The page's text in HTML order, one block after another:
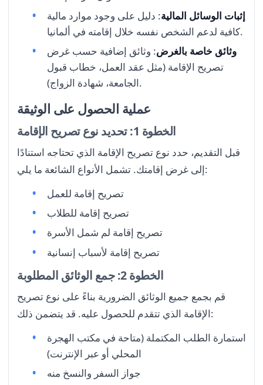
إثبات الوسائل المالية: دليل على وجود موارد مالية
كافية لدعم الشخص نفسه خلال إقامته في ألمانيا.
وثائق خاصة بالغرض: وثائق إضافية حسب غرض
تصريح الإقامة (مثل عقد العمل، خطاب قبول
الجامعة، شهادة الزواج).
عملية الحصول على الوثيقة
الخطوة 1: تحديد نوع تصريح الإقامة
قبل التقديم، حدد نوع تصريح الإقامة الذي تحتاجه استنادًا
إلى غرض إقامتك. تشمل الأنواع الشائعة ما يلي:
تصريح إقامة للعمل
تصريح إقامة للطلاب
تصريح إقامة لم شمل الأسرة
تصريح إقامة لأسباب إنسانية
الخطوة 2: جمع الوثائق المطلوبة
قم بجمع جميع الوثائق الضرورية بناءً على نوع تصريح
الإقامة الذي تتقدم للحصول عليه. قد يتضمن ذلك:
استمارة الطلب المكتملة (متاحة في مكتب الهجرة
المحلي أو عبر الإنترنت)
جواز السفر والنسخ منه